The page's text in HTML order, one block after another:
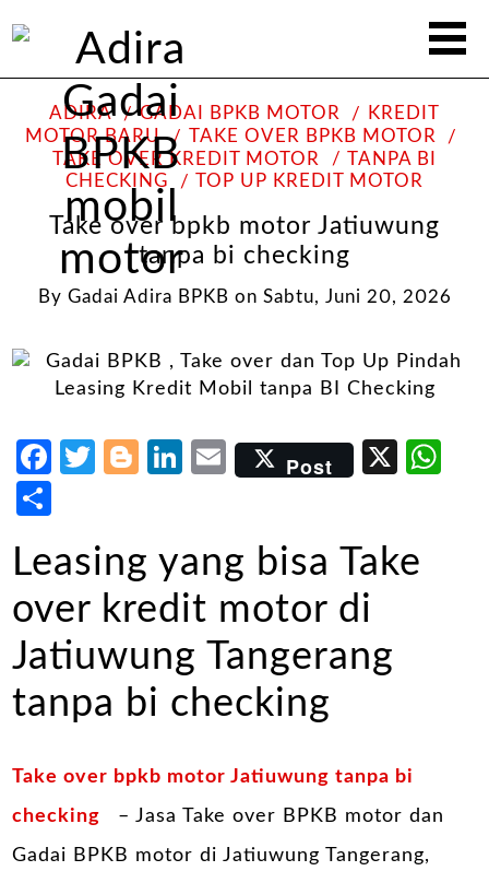
ADIRA GADAI BPKB MOTOR
KREDIT
MOTOR BARU
TAKE OVER BPKB MOTOR
TAKE OVER KREDIT MOTOR
TANPA BI
CHECKING
TOP UP KREDIT MOTOR
Take over bpkb motor Jatiuwung
tanpa bi checking
By Gadai Adira BPKB on Sabtu, Juni 20, 2026
Facebook
Twitter
Blogger
LinkedIn
Email
Post X
Leasing yang bisa Take
over kredit motor di
Jatiuwung Tangerang
tanpa bi checking
Take over bpkb motor Jatiuwung tanpa bi
checking
– Jasa Take over BPKB motor dan
Gadai BPKB motor di Jatiuwung Tangerang,